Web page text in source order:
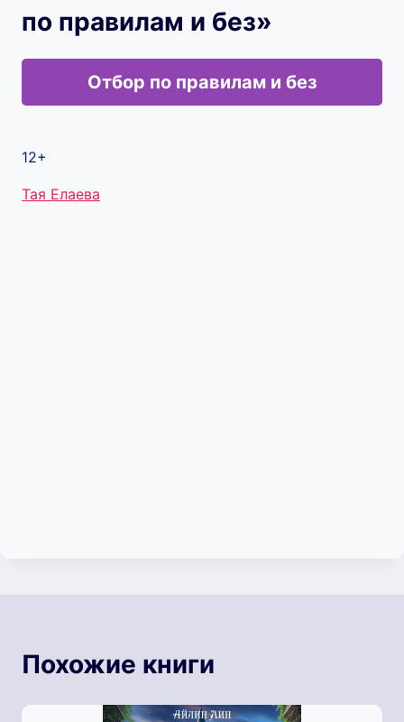
по правилам и без»
Отбор по правилам и без
12+
Метки
Тая Елаева
Похожие книги